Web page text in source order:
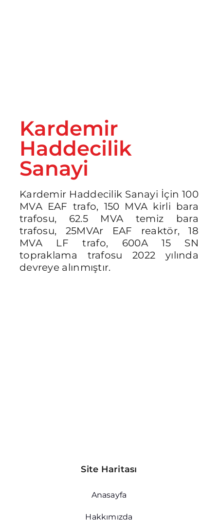
Kardemir
Haddecilik
Sanayi
Kardemir Haddecilik Sanayi İçin 100
MVA EAF trafo, 150 MVA kirli bara
trafosu, 62.5 MVA temiz bara
trafosu, 25MVAr EAF reaktör, 18
MVA LF trafo, 600A 15 SN
topraklama trafosu 2022 yılında
devreye alınmıştır.
Site Haritası
Anasayfa
Hakkımızda